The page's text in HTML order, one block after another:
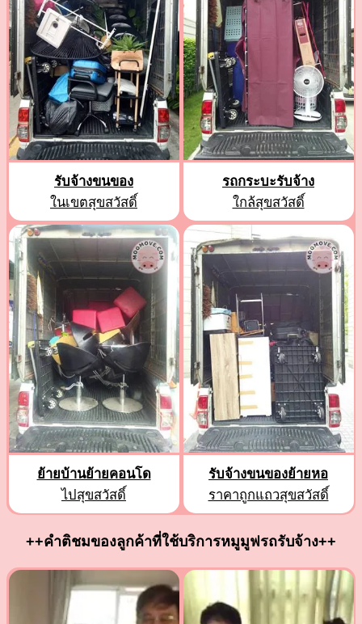
รับจ้างขนของ
ในเขตสุขสวัสดิ์
รถกระบะรับจ้าง
ใกล้สุขสวัสดิ์
ย้ายบ้านย้ายคอนโด
ไปสุขสวัสดิ์
รับจ้างขนของย้ายหอ
ราคาถูกแถวสุขสวัสดิ์
++คำติชมของลูกค้าที่ใช้บริการหมูมูฟรถรับจ้าง++